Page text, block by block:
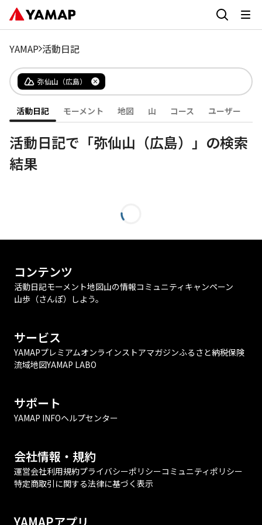
YAMAP 活動日記
弥仙山（広島）
活動日記 モーメント 地図 山 コース ユーザー
活動日記で「弥仙山（広島）」の検索
結果
コンテンツ
活動日記モーメント地図山の情報コミュニティ キャンペーン
山歩（さんぽ）しよう。
サービス
YAMAPプレミアムオンラインストアマガジンふるさと納税保険
流域地図YAMAP LABO
サポート
YAMAP INFOヘルプセンター
会社情報・規約
運営会社利用規約プライバシーポリシーコミュニティポリシー
特定商取引に関する法律に基づく表示